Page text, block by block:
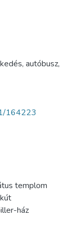
, autóbusz,
164223
templom
ház